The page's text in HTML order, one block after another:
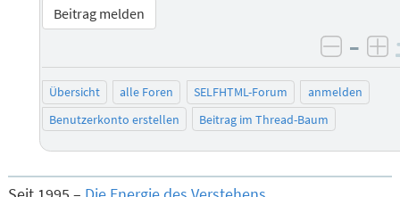
Beitrag melden
–
Übersicht alle Foren SELFHTML-Forum
anmelden
Benutzerkonto erstellen
Beitrag im Thread-Baum